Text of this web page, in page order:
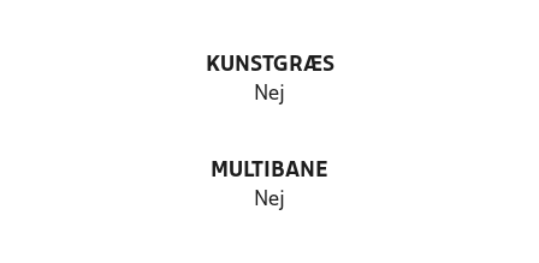
KUNSTGRÆS
Nej
MULTIBANE
Nej